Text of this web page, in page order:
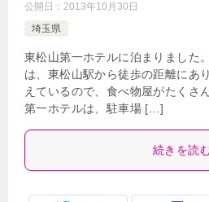
公開日： 2013年10月30日
埼玉県
東松山第一ホテルに泊まりまし
は、東松山駅から徒歩の距離にあ
えているので、食べ物屋がたく
第一ホテルは、駐車場 […]
続きを読